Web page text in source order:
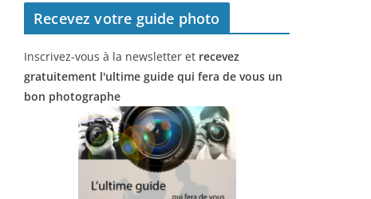
Recevez votre guide photo
Inscrivez-vous à la newsletter et recevez
gratuitement l'ultime guide qui fera de vous un
bon photographe